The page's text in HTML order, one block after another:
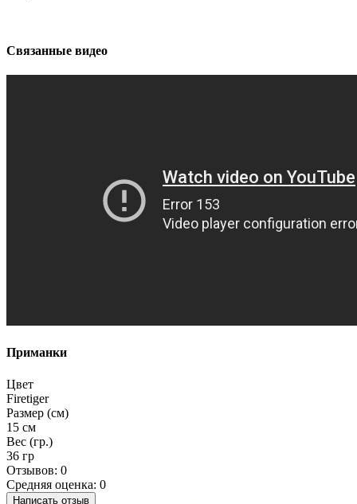
Связанные видео
Приманки
Цвет
Firetiger
Размер (см)
15 см
Вес (гр.)
36 гр
Отзывов: 0
Средняя оценка: 0
Написать отзыв